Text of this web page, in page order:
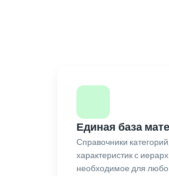
Единая база
Справочники
характеристик с
необходимое для